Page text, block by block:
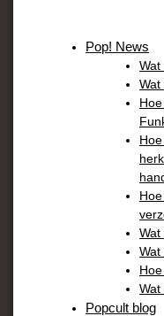
Pop! News
Wat
Popcult blog